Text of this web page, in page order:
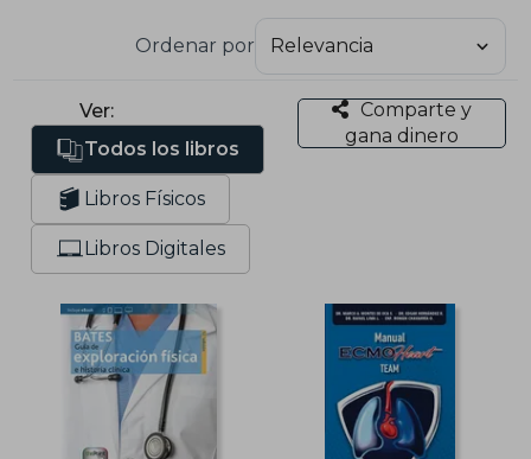
Ordenar por
Ver:
Todos los libros
Libros Físicos
Libros Digitales
Comparte y
gana dinero